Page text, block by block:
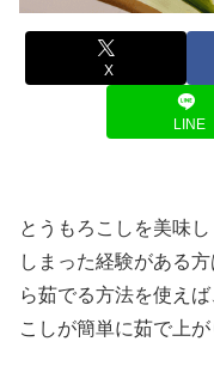
X
LINE
とうもろこしを美味
しまった経験がある
ら茹でる方法を使え
こしが簡単に茹で上が